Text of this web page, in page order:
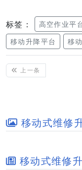
标签： 高空作业平
移动升降平台
移
上一条
移动式维修
移动式维修